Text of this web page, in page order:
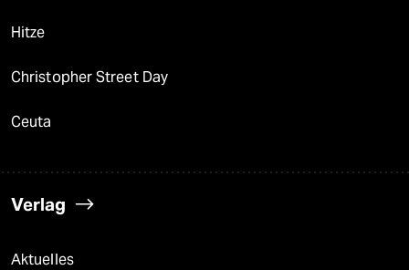
Hitze
Christopher Street Day
Ceuta
Verlag
Aktuelles